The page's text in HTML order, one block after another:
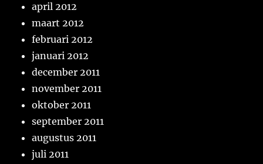
april 2012
maart 2012
februari 2012
januari 2012
december 2011
november 2011
oktober 2011
september 2011
augustus 2011
juli 2011